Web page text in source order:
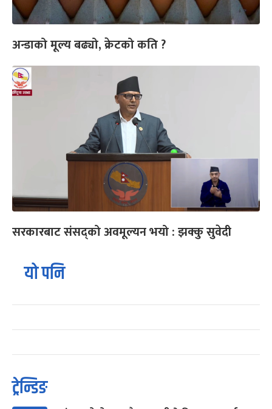
अन्डाको मूल्य बढ्यो, क्रेटको कति ?
सरकारबाट संसद्‍को अवमूल्यन भयो : झक्कु सुवेदी
यो पनि
ट्रेन्डिङ